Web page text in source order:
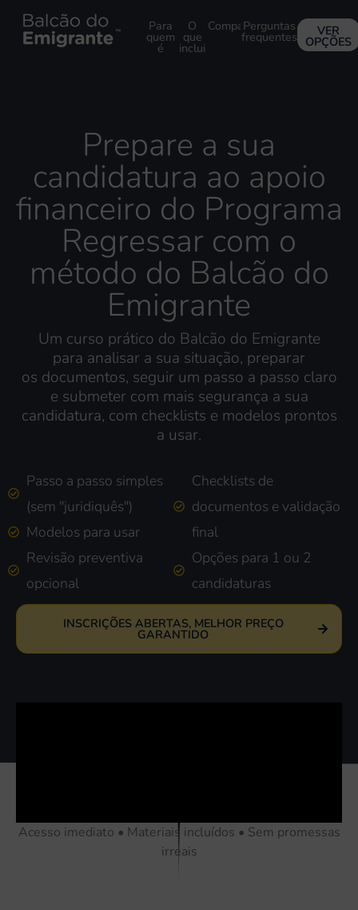
Para
quem
é
O
que
inclui
Comparativo
Perguntas
frequentes VER
OPÇÕES
Prepare a sua
candidatura ao apoio
financeiro do Programa
Regressar com o
método do Balcão do
Emigrante
Um curso prático do Balcão do Emigrante
para analisar a sua situação, preparar
os documentos, seguir um passo a passo claro
e submeter com mais segurança a sua
candidatura, com checklists e modelos prontos
a usar.
Passo a passo simples
(sem "juridiquês")
Modelos para usar
Revisão preventiva
opcional
Checklists de
documentos e validação
final
Opções para 1 ou 2
candidaturas
INSCRIÇÕES ABERTAS, MELHOR PREÇO
GARANTIDO
Acesso imediato • Materiais incluídos • Sem promessas
irreais